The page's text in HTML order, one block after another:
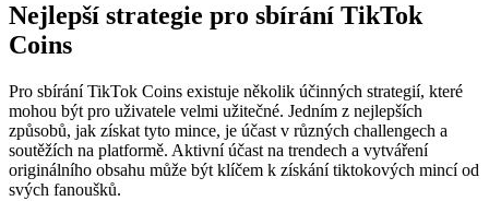
Nejlepší strategie pro sbírání TikTok
Coins
Pro sbírání TikTok Coins existuje několik účinných strategií, které
mohou být pro uživatele velmi užitečné. Jedním z nejlepších
způsobů, jak získat tyto mince, je účast v různých challengech a
soutěžích na platformě. Aktivní účast na trendech a vytváření
originálního obsahu může být klíčem k získání tiktokových mincí od
svých fanoušků.